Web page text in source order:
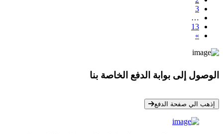
3
…
13
»
الوصول إلى بوابة الدفع الخاصة بنا
إذهب الي صفحة الدفع